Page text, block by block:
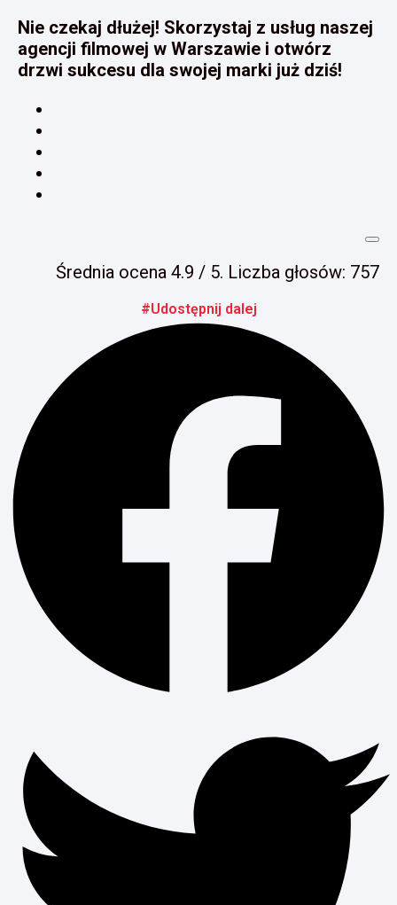
Nie czekaj dłużej! Skorzystaj z usług naszej
agencji filmowej w Warszawie i otwórz
drzwi sukcesu dla swojej marki już dziś!
Średnia ocena 4.9 / 5. Liczba głosów: 757
#Udostępnij dalej